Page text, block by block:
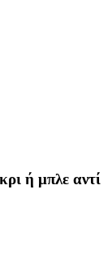
ή μπλε αντί